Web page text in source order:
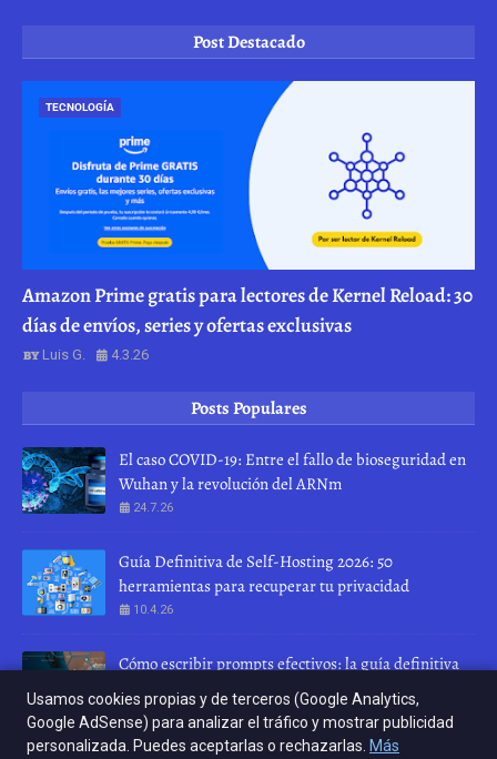
Post Destacado
TECNOLOGÍA
Amazon Prime gratis para lectores de Kernel Reload: 30
días de envíos, series y ofertas exclusivas
Luis G. 4.3.26
Posts Populares
El caso COVID-19: Entre el fallo de bioseguridad en
Wuhan y la revolución del ARNm
24.7.26
Guía Definitiva de Self-Hosting 2026: 50
herramientas para recuperar tu privacidad
10.4.26
Cómo escribir prompts efectivos: la guía definitiva
para hablar con una IA
28.7.26
Usamos cookies propias y de terceros (Google Analytics,
Google AdSense) para analizar el tráfico y mostrar publicidad
personalizada. Puedes aceptarlas o rechazarlas. Más